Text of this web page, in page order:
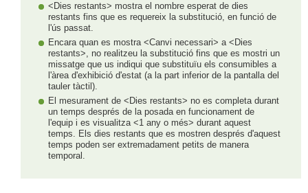
<Dies restants> mostra el nombre esperat de dies
restants fins que es requereix la substitució, en funció de
l'ús passat.
Encara quan es mostra <Canvi necessari> a <Dies
restants>, no realitzeu la substitució fins que es mostri un
missatge que us indiqui que substituïu els consumibles a
l'àrea d'exhibició d'estat (a la part inferior de la pantalla del
tauler tàctil).
El mesurament de <Dies restants> no es completa durant
un temps després de la posada en funcionament de
l'equip i es visualitza <1 any o més> durant aquest
temps. Els dies restants que es mostren després d'aquest
temps poden ser extremadament petits de manera
temporal.